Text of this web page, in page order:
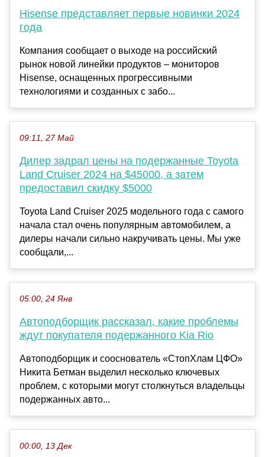
Hisense представляет первые новинки 2024
года
Компания сообщает о выходе на российский
рынок новой линейки продуктов – мониторов
Hisense, оснащенных прогрессивными
технологиями и созданных с забо...
09:11, 27 Май
Дилер задрал цены на подержанные Toyota
Land Cruiser 2024 на $45000, а затем
предоставил скидку $5000
Toyota Land Cruiser 2025 модельного года с самого
начала стал очень популярным автомобилем, а
дилеры начали сильно накручивать цены. Мы уже
сообщали,...
05:00, 24 Янв
Автоподборщик рассказал, какие проблемы
ждут покупателя подержанного Kia Rio
Автоподборщик и сооснователь «СтопХлам ЦФО»
Никита Бетман выделил несколько ключевых
проблем, с которыми могут столкнуться владельцы
подержанных авто...
00:00, 13 Дек